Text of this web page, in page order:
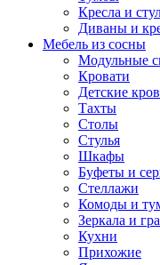
Кресла и
Диваны и
Мебель из сосны
Модульные
Кровати
Детские
Тахты
Столы
Стулья
Шкафы
Буфеты и
Стеллажи
Комоды и
Зеркала и
Кухни
Прихожие